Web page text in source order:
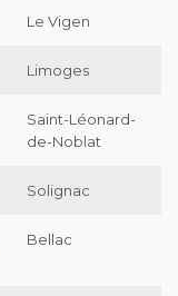
Le Vigen
Limoges
Saint-Léonard-
de-Noblat
Solignac
Bellac